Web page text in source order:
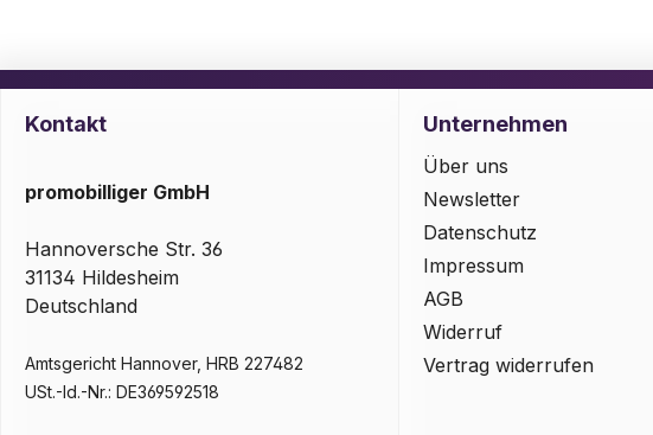
Kontakt
promobilliger GmbH
Hannoversche Str. 36
31134 Hildesheim
Deutschland
Amtsgericht Hannover, HRB 227482
USt.-Id.-Nr.: DE369592518
Unternehmen
Über uns
Newsletter
Datenschutz
Impressum
AGB
Widerruf
Vertrag widerrufen